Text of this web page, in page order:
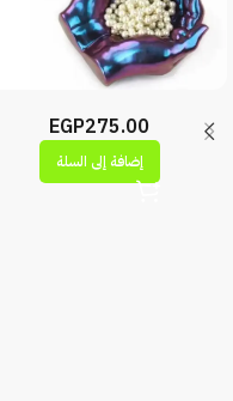
EGP275.00
إضافة إلى السلة